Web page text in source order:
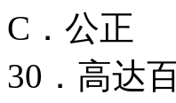
C
30．高达